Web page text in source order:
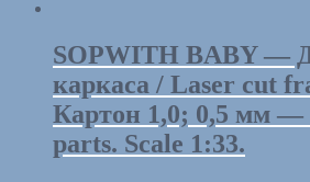
SOPWITH BABY —
каркаса / Laser cut
Картон 1,0; 0,5 мм —
parts. Scale 1:33.